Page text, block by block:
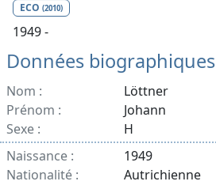
ECO (2010)
1949 -
Données biographiques
Nom :
Löttner
Prénom :
Johann
Sexe :
H
Naissance :
1949
Nationalité :
Autrichienne